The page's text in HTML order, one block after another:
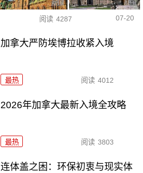
阅读 4287 07-20
加拿大严防埃博拉收紧入境
最热 阅读 4012
2026年加拿大最新入境全攻略
最热 阅读 3803
连体盖之困：环保初衷与现实体